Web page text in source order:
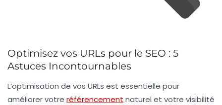
Optimisez vos URLs pour le SEO : 5
Astuces Incontournables
L’optimisation de vos URLs est essentielle pour
améliorer votre référencement naturel et votre visibilité